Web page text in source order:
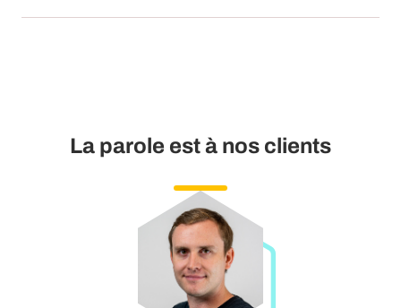
La parole est à nos clients